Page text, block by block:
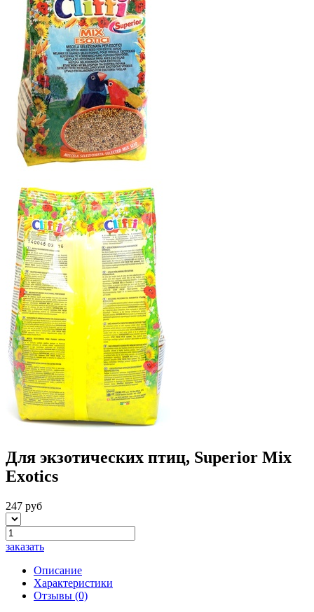
Для экзотических птиц, Superior Mix
Exotics
247 руб
заказать
Описание
Характеристики
Отзывы (0)